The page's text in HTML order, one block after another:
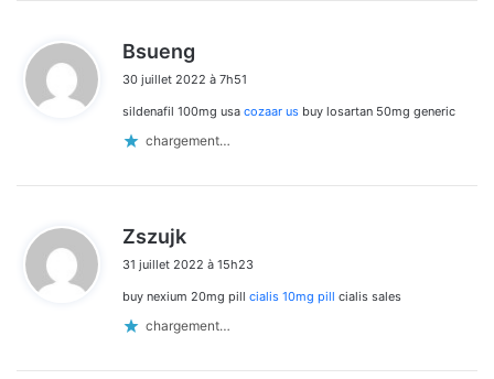
Bsueng
t
30 juillet 2022 à 7h51
sildenafil 100mg usa cozaar us buy losartan 50mg generic
chargement…
Zszujk
t
31 juillet 2022 à 15h23
buy nexium 20mg pill cialis 10mg pill cialis sales
chargement…